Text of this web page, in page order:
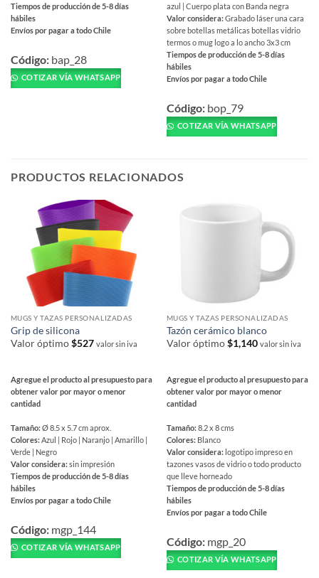
Tiempos de producción de 5-8 días
hábiles
Envíos por pagar a todo Chile
producto
tiene
múltiples
elegir
producto
Código: bap_28
COTIZAR VÍA WHATSAPP
azul | Cuerpo plata con Banda negra
Valor considera:Grabado láser una cara
sobre botellas metálicas botellas vidrio
termos o mug logo a lo ancho 3x3 cm
Tiempos de producción de 5-8 días
hábiles
Envíos por pagar a todo Chile
producto
tiene
múltiples
opciones
pueden
producto
Código: bop_79
COTIZAR VÍA WHATSAPP
PRODUCTOS RELACIONADOS
MUGS Y TAZAS PERSONALIZADAS
Grip de silicona
Valor óptimo$527 valor sin iva
Agregue el producto al presupuesto para
obtener valor por mayor o menor
cantidad
Tamaño:Ø 8.5 x 5.7 cm aprox.
Colores:Azul | Rojo | Naranjo | Amarillo |
Verde | Negro
Valor considera:sin impresión
Tiempos de producción de 5-8 días
hábiles
Envíos por pagar a todo Chile
producto
tiene
múltiples
Código: mgp_144
COTIZAR VÍA WHATSAPP
MUGS Y TAZAS PERSONALIZADAS
Tazón cerámico blanco
Valor óptimo$1,140 valor sin iva
Agregue el producto al presupuesto para
obtener valor por mayor o menor
cantidad
Tamaño:8.2 x 8 cms
Colores: Blanco
Valor considera: logotipo impreso en
tazones vasos de vidrio o todo producto
que lleve horneado
Tiempos de producción de 5-8 días
hábiles
Envíos por pagar a todo Chile
producto
tiene
múltiples
Código: mgp_20
COTIZAR VÍA WHATSAPP